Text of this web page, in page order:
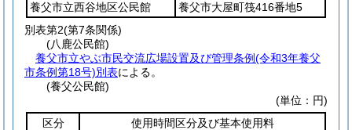
養父市立西谷地区公民館
養父市大屋町筏416番地5
別表第2(第7条関係)
(八鹿公民館)
養父市立やぶ市民交流広場設置及び管理条例(令和3年養父
市条例第18号)別表による。
(養父公民館)
(単位：円)
区分
使用時間区分及び基本使用料